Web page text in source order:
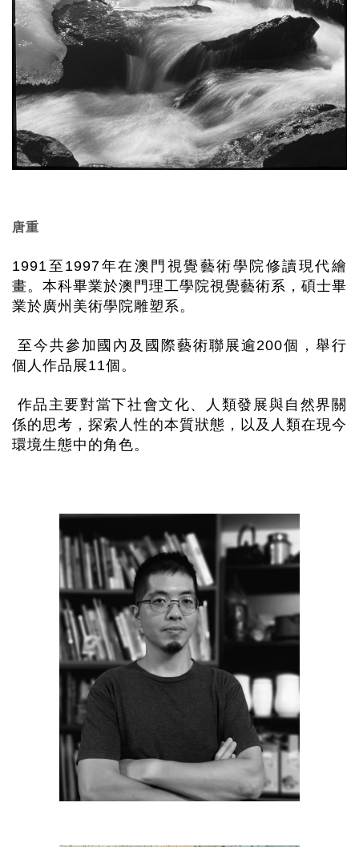
唐重
1991 至 1997年在澳門視覺藝術學院修讀現代繪
畫。本科畢業於澳門理工學院視覺藝術系，碩士畢
業於廣州美術學院雕塑系。
至今共參加國內及國際藝術聯展逾200個，舉行
個人作品展11個。
作品主要對當下社會文化、人類發展與自然界關
係的思考，探索人性的本質狀態，以及人類在現今
環境生態中的角色。